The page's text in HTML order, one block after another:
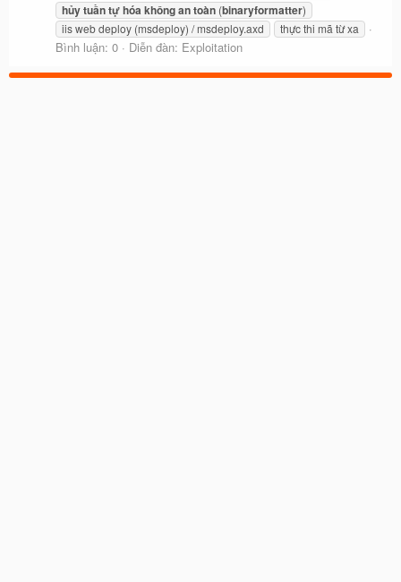
hủytuầntựhóa khôngantoàn (binaryformatter)
iis web deploy (msdeploy) / msdeploy.axd
thực thi mã từ xa
Bình luận: 0 Diễn đàn: Exploitation